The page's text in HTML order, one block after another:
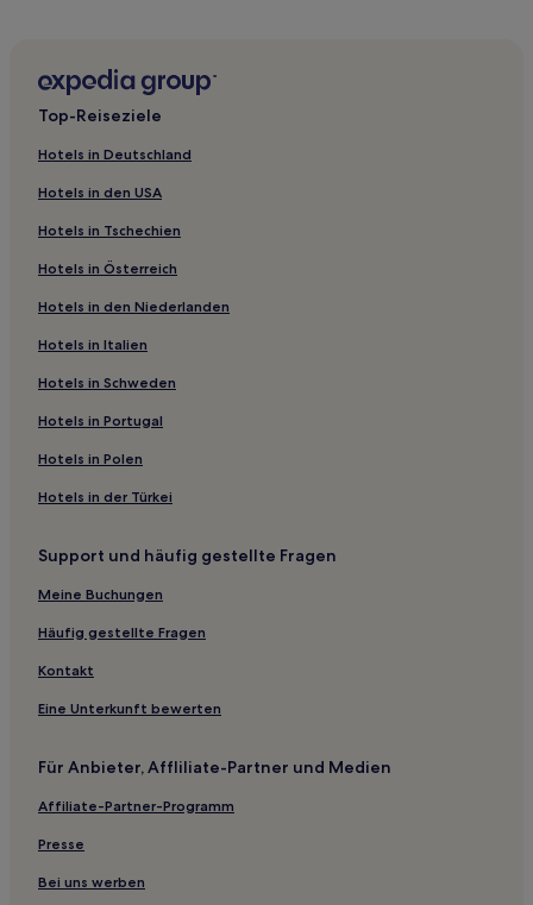
Passau Hotels
Safferstetten Hotels
Thurmansbang Hotels
Passau: Hotels
Hotels nahe Liegewiese
Hotels nahe Goldsteig
Büchlberg Hotels
Windorf Hotels
Bad Füssing Hotels
Hotels nahe Neue bischöfliche Residenz
Landkreis Rottal-Inn: Hotels
Hotels nahe Bahnhof Waldkirchen
Ranzing Hotels
Hotels nahe Kloster Aldersbach
Rotthalmünster Hotels
Hotels nahe Bahnhof Fürstenzell
Schöllnach Hotels
Freudensee Hotels
Bad Birnbach Hotels
Hotels nahe Altes Rathaus
Freyung-Grafenau: Hotels
Top-Reiseziele
Hotels in Deutschland
Hotels in den USA
Hotels in Tschechien
Hotels in Österreich
Hotels in den Niederlanden
Hotels in Italien
Hotels in Schweden
Hotels in Portugal
Hotels in Polen
Hotels in der Türkei
Support und häufig gestellte Fragen
Meine Buchungen
Häufig gestellte Fragen
Kontakt
Eine Unterkunft bewerten
Für Anbieter, Affliliate-Partner und Medien
Affiliate-Partner-Programm
Presse
Bei uns werben